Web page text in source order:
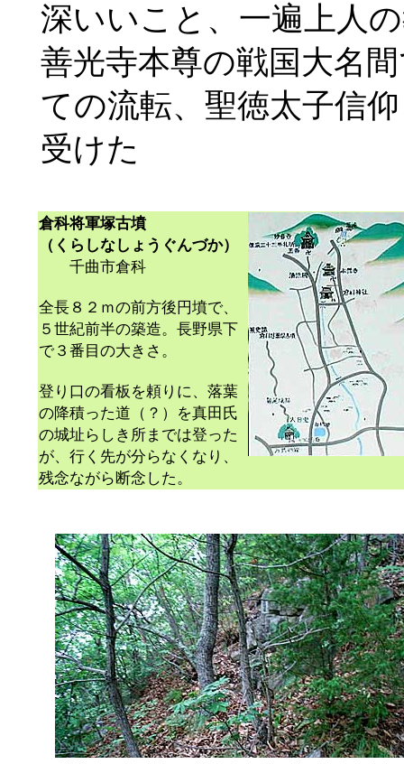
深いいこと、一遍上人
善光寺本尊の戦国大名
ての流転、聖徳太子信
受けた
倉科将軍塚古墳
（くらしなしょうぐんづか）
千曲市倉科
全長８２ｍの前方後円墳で、
５世紀前半の築造。長野県下
で３番目の大きさ。
登り口の看板を頼りに、落葉
の降積った道（？）を真田氏
の城址らしき所までは登った
が、行く先が分らなくなり、
残念ながら断念した。